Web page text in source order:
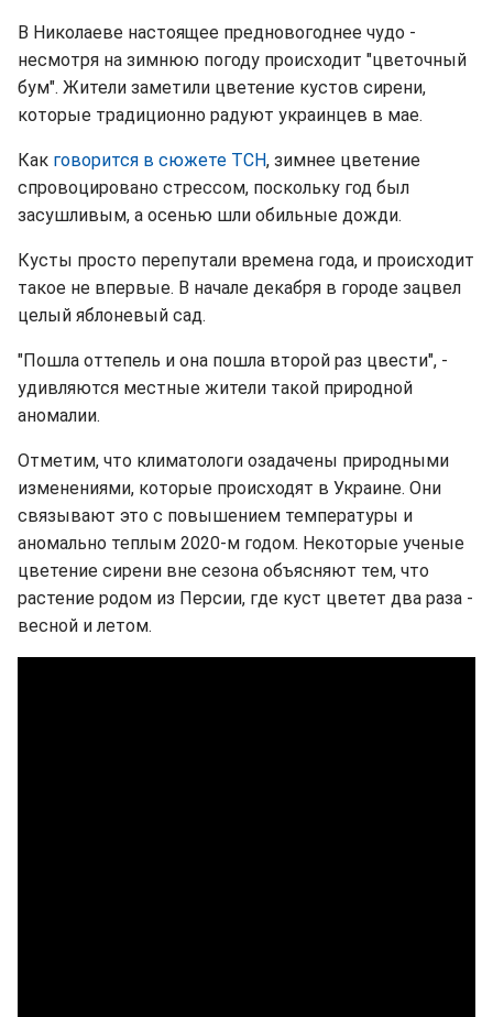
В Николаеве настоящее предновогоднее чудо -
несмотря на зимнюю погоду происходит "цветочный
бум". Жители заметили цветение кустов сирени,
которые традиционно радуют украинцев в мае.
Как говорится в сюжете ТСН, зимнее цветение
спровоцировано стрессом, поскольку год был
засушливым, а осенью шли обильные дожди.
Кусты просто перепутали времена года, и происходит
такое не впервые. В начале декабря в городе зацвел
целый яблоневый сад.
"Пошла оттепель и она пошла второй раз цвести", -
удивляются местные жители такой природной
аномалии.
Отметим, что климатологи озадачены природными
изменениями, которые происходят в Украине. Они
связывают это с повышением температуры и
аномально теплым 2020-м годом. Некоторые ученые
цветение сирени вне сезона объясняют тем, что
растение родом из Персии, где куст цветет два раза -
весной и летом.